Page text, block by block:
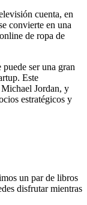
cuenta, en
convierte en una
de ropa de
ser una gran
Este
Jordan, y
estratégicos y
un par de libros
disfrutar mientras